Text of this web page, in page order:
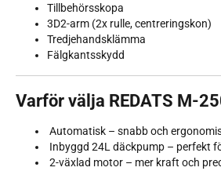
Tillbehörsskopa
3D2-arm (2x rulle, centreringskon)
Tredjehandsklämma
Fälgkantsskydd
Varför välja REDATS M-
Automatisk – snabb och
Inbyggd 24L däckpump – perfekt
2-växlad motor – mer kraft och